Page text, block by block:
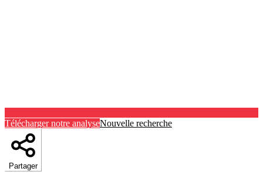
Télécharger notre analyseNouvelle recherche
Partager